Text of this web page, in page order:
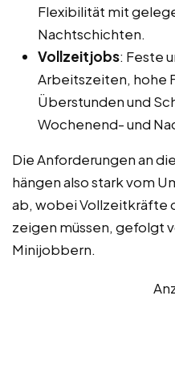
Flexibilität mit
Nachtschichten.
Vollzeitjobs: Feste
Arbeitszeiten, hohe
Überstunden und
Wochenend- und
Die Anforderungen an
hängen also stark vom
ab, wobei Vollzeitkräfte
zeigen müssen, gefolgt
Minijobbern.